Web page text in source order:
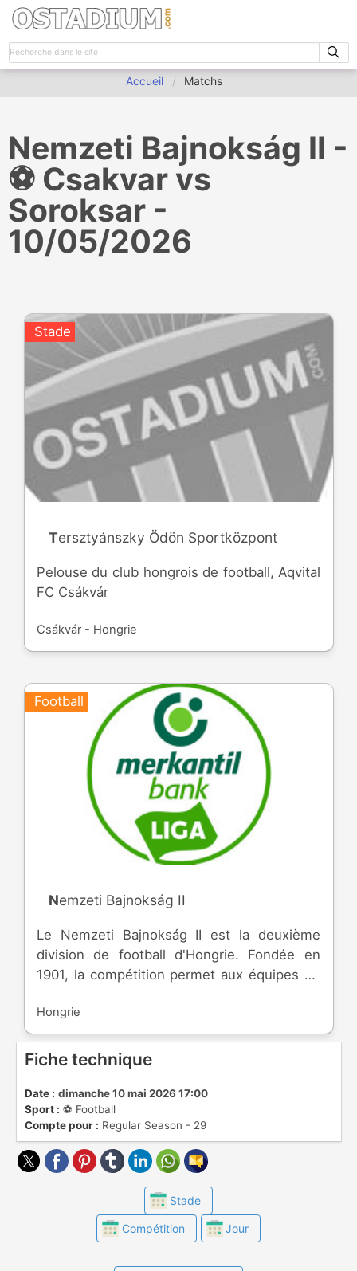
Accueil Matchs
Nemzeti Bajnokság II -
⚽️ Csakvar vs
Soroksar -
10/05/2026
Stade
Tersztyánszky Ödön Sportközpont
Pelouse du club hongrois de football, Aqvital
FC Csákvár
Csákvár - Hongrie
Football
Nemzeti Bajnokság II
Le Nemzeti Bajnokság II est la deuxième
division de football d'Hongrie. Fondée en
1901, la compétition permet aux équipes de
dans l'élite.
Hongrie
Fiche technique
Date : dimanche 10 mai 2026 17:00
Sport : ⚽️ Football
Compte pour : Regular Season - 29
Stade
Compétition Jour